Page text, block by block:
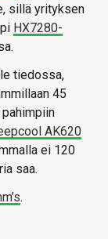
sillä yrityksen
HX7280-
tiedossa,
45
AK620
ei 120
saa.
.